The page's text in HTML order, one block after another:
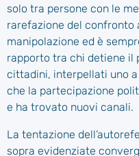
solo tra persone con le
rarefazione del confronto
manipolazione ed è
rapporto tra chi detiene il
cittadini, interpellati uno
che la partecipazione
e ha trovato nuovi canali.
La tentazione
sopra evidenziate